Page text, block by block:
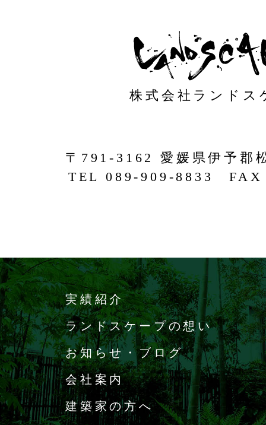
〒791-3162 愛媛県伊予郡
TEL 089-909-8833 FAX
株式会社ランドス
実績紹介
ランドスケープの想い
お知らせ・ブログ
会社案内
建築家の方へ